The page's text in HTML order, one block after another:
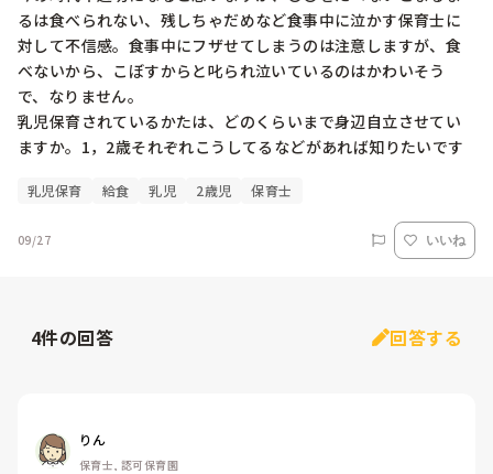
るは食べられない、残しちゃだめなど食事中に泣かす保育士に
対して不信感。食事中にフザせてしまうのは注意しますが、食
べないから、こぼすからと叱られ泣いているのはかわいそう
で、なりません。
乳児保育されているかたは、どのくらいまで身辺自立させてい
ますか。1，2歳それぞれこうしてるなどがあれば知りたいです
乳児保育 給食 乳児 2歳児 保育士
09/27 いいね
4件の回答 回答する
りん
保育士, 認可保育園